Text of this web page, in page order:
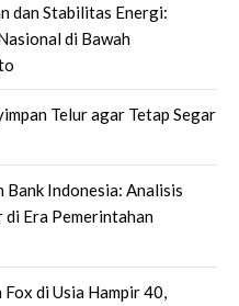
dan Stabilitas Energi:
di Bawah
Telur agar Tetap Segar
Bank Indonesia: Analisis
Era Pemerintahan
di Usia Hampir 40,